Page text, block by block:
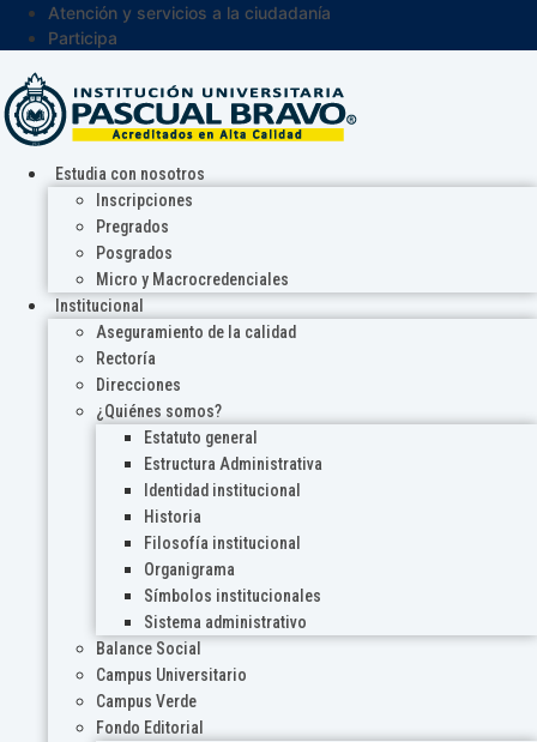
Atención y servicios a la ciudadanía
Participa
Estudia con nosotros
Inscripciones
Pregrados
Posgrados
Micro y Macrocredenciales
Institucional
Aseguramiento de la calidad
Rectoría
Direcciones
¿Quiénes somos?
Estatuto general
Estructura Administrativa
Identidad institucional
Historia
Filosofía institucional
Organigrama
Símbolos institucionales
Sistema administrativo
Balance Social
Campus Universitario
Campus Verde
Fondo Editorial